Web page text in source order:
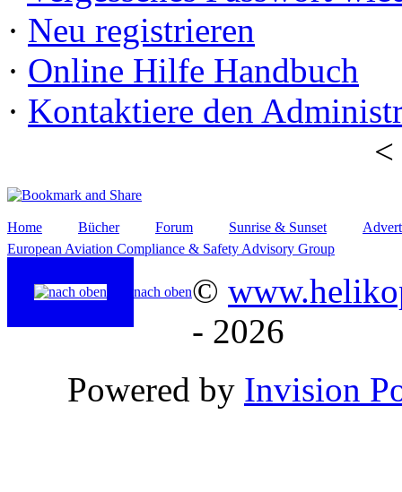
· Neu registrieren
· Online Hilfe Handbuch
· Kontaktiere den
<
Home Bücher Forum Sunrise & Sunset
European Aviation Compliance & Safety Advisory Group
nach oben©
- 2026
Powered by Invision